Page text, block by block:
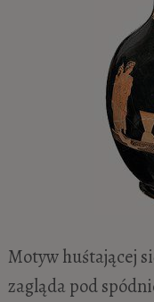
Motyw huśtającej
zagląda pod